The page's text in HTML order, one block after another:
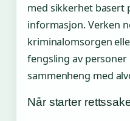
med sikkerhet basert
informasjon. Verken
kriminalomsorgen
fengsling av personer
sammenheng med
Når starter